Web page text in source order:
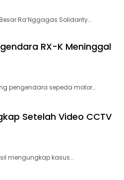
Ra’Nggagas Solidarity…
RX-K Meninggal
pengendara sepeda motor…
Setelah Video CCTV
mengungkap kasus…